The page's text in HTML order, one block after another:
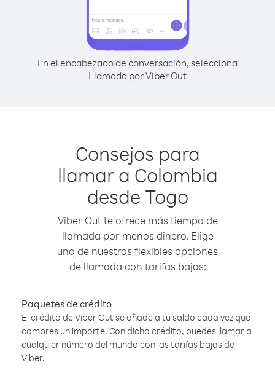
En el encabezado de conversación, selecciona
Llamada por Viber Out
Consejos para
llamar a Colombia
desde Togo
Viber Out te ofrece más tiempo de
llamada por menos dinero. Elige
una de nuestras flexibles opciones
de llamada con tarifas bajas:
Paquetes de crédito
El crédito de Viber Out se añade a tu saldo cada vez que
compres un importe. Con dicho crédito, puedes llamar a
cualquier número del mundo con las tarifas bajas de
Viber.